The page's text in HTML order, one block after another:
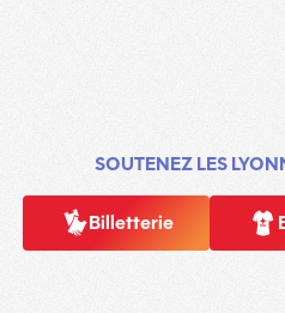
SOUTENEZ LES
Billetterie